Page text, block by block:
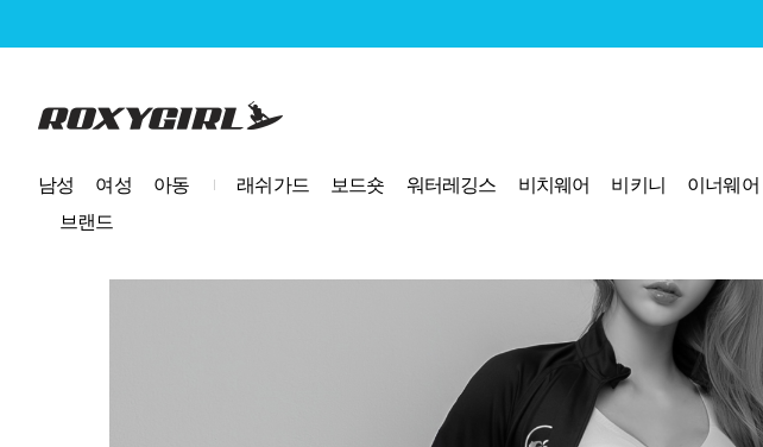
로고
남성 여성 아동 래쉬가드 보드숏 워터레깅스 비치웨어 비키니 이너웨어
브랜드